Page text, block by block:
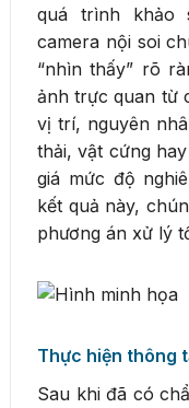
quá trình khảo
camera nội soi
“nhìn thấy” rõ
ảnh trực quan từ
vị trí, nguyên
thải, vật cứng
giá mức độ
kết quả này,
phương án xử lý
Thực hiện thông
Sau khi đã có